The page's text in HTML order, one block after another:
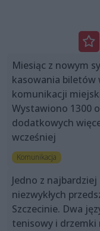
Miesiąc z nowym
kasowania biletów
komunikacji
Wystawiono 1300
dodatkowych
wcześniej
Komunikacja
Jedno z najbardziej
niezwykłych
Szczecinie. Dwa
tenisowy i drzemki